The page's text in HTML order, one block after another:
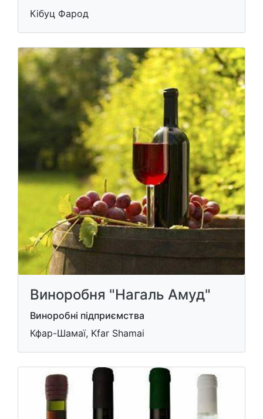
Кібуц Фарод
Виноробня "Нагаль Амуд"
Виноробні підприємства
Кфар-Шамаї, Kfar Shamai